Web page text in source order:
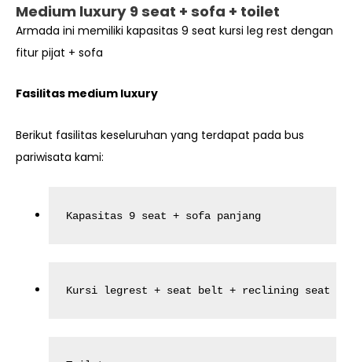
Medium luxury 9 seat + sofa + toilet
Armada ini memiliki kapasitas 9 seat kursi leg rest dengan
fitur pijat + sofa
Fasilitas medium luxury
Berikut fasilitas keseluruhan yang terdapat pada bus
pariwisata kami:
Kapasitas 9 seat + sofa panjang
Kursi legrest + seat belt + reclining seat +